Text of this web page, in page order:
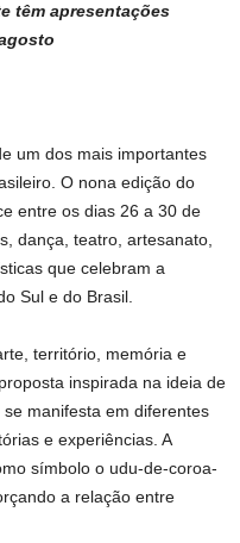
têm apresentações
um dos mais importantes
O nona edição do
entre os dias 26 a 30 de
dança, teatro, artesanato,
que celebram a
Sul e do Brasil.
território, memória e
inspirada na ideia de
manifesta em diferentes
e experiências. A
símbolo o udu-de-coroa-
a relação entre